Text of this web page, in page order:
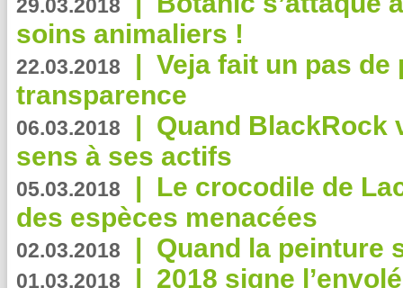
29.03.2018
soins animaliers !
22.03.2018 | Veja fait un pas de
transparence
06.03.2018 | Quand BlackRock
sens à ses actifs
05.03.2018 | Le crocodile de
des espèces menacées
02.03.2018 | Quand la peinture
01.03.2018 | 2018 signe